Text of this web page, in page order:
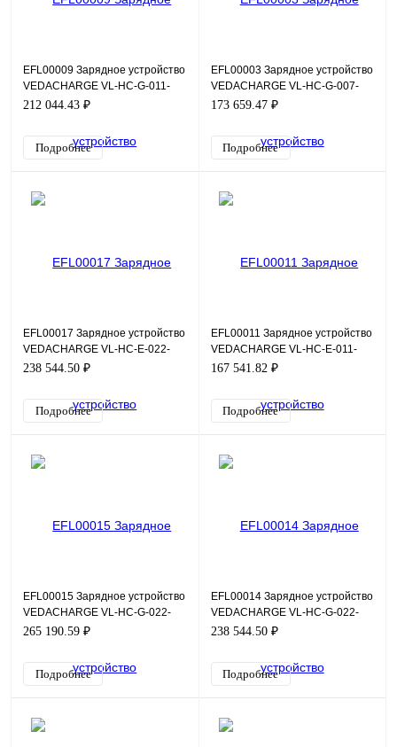
EFL00009 Зарядное устройство
VEDACHARGE VL-HC-G-011-
G01-016-T4-CU
212 044.43 ₽
Подробнее
EFL00003 Зарядное устройство
VEDACHARGE VL-HC-G-007-
G01-032-S2-CU
173 659.47 ₽
Подробнее
EFL00017 Зарядное устройство
VEDACHARGE VL-HC-E-022-
G01-032-T4-RFID
238 544.50 ₽
Подробнее
EFL00011 Зарядное устройство
VEDACHARGE VL-HC-E-011-
G01-016-T4-RFID
167 541.82 ₽
Подробнее
EFL00015 Зарядное устройство
VEDACHARGE VL-HC-G-022-
G01-032-T4-CU
265 190.59 ₽
Подробнее
EFL00014 Зарядное устройство
VEDACHARGE VL-HC-G-022-
G01-032-T4-RFID
238 544.50 ₽
Подробнее